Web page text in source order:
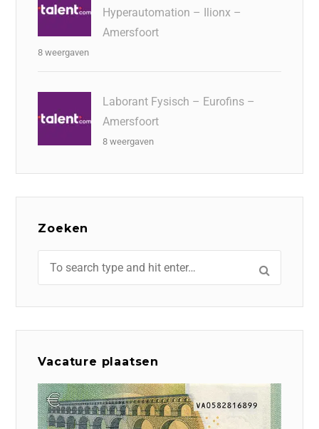
Hyperautomation – Ilionx –
Amersfoort
8 weergaven
Laborant Fysisch – Eurofins –
Amersfoort
8 weergaven
Zoeken
Vacature plaatsen